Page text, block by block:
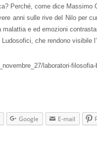
Perché, come dice Massimo
anni sulle rive del Nilo per
e ed emozioni
che rendono visibile
laboratori-
Google E-mail